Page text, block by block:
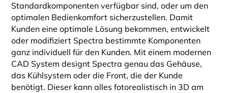
Standardkomponenten verfügbar sind, oder um den
optimalen Bedienkomfort sicherzustellen. Damit
Kunden eine optimale Lösung bekommen, entwickelt
oder modifiziert Spectra bestimmte Komponenten
ganz individuell für den Kunden. Mit einem modernen
CAD System designt Spectra genau das Gehäuse,
das Kühlsystem oder die Front, die der Kunde
benötigt. Dieser kann alles fotorealistisch in 3D am